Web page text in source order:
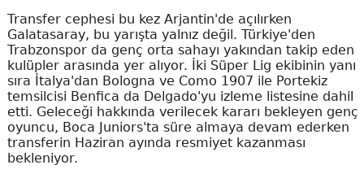
Transfer cephesi bu kez Arjantin'de açılırken
Galatasaray, bu yarışta yalnız değil. Türkiye'den
Trabzonspor da genç orta sahayı yakından takip eden
kulüpler arasında yer alıyor. İki Süper Lig ekibinin yanı
sıra İtalya'dan Bologna ve Como 1907 ile Portekiz
temsilcisi Benfica da Delgado'yu izleme listesine dahil
etti. Geleceği hakkında verilecek kararı bekleyen genç
oyuncu, Boca Juniors'ta süre almaya devam ederken
transferin Haziran ayında resmiyet kazanması
bekleniyor.